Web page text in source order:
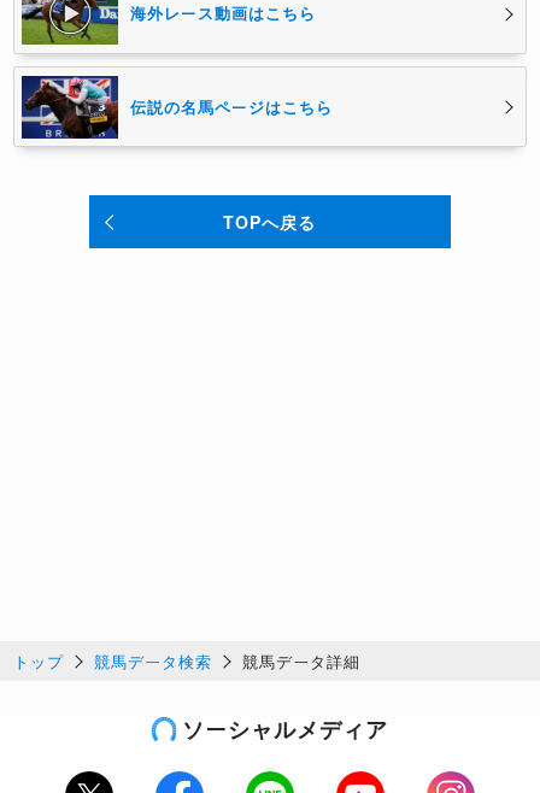
海外レース動画はこちら
伝説の名馬ページはこちら
TOPへ戻る
トップ 競馬データ検索 競馬データ詳細
ソーシャルメディア